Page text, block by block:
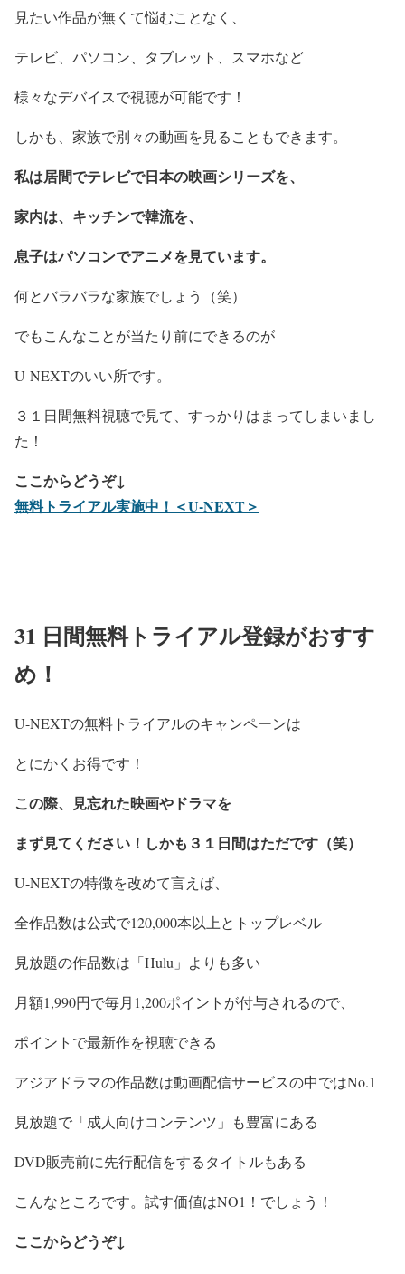
見たい作品が無くて悩むことなく、
テレビ、パソコン、タブレット、スマホなど
様々なデバイスで視聴が可能です！
しかも、家族で別々の動画を見ることもできます。
私は居間でテレビで日本の映画シリーズを、
家内は、キッチンで韓流を、
息子はパソコンでアニメを見ています。
何とバラバラな家族でしょう（笑）
でもこんなことが当たり前にできるのが
U-NEXTのいい所です。
３１日間無料視聴で見て、すっかりはまってしまいまし
た！
ここからどうぞ↓
無料トライアル実施中！＜U-NEXT＞
31 日間無料トライアル登録がおすす
め！
U-NEXTの無料トライアルのキャンペーンは
とにかくお得です！
この際、見忘れた映画やドラマを
まず見てください！しかも３１日間はただです（笑）
U-NEXTの特徴を改めて言えば、
全作品数は公式で120,000本以上とトップレベル
見放題の作品数は「Hulu」よりも多い
月額1,990円で毎月1,200ポイントが付与されるので、
ポイントで最新作を視聴できる
アジアドラマの作品数は動画配信サービスの中ではNo.1
見放題で「成人向けコンテンツ」も豊富にある
DVD販売前に先行配信をするタイトルもある
こんなところです。試す価値はNO1！でしょう！
ここからどうぞ↓